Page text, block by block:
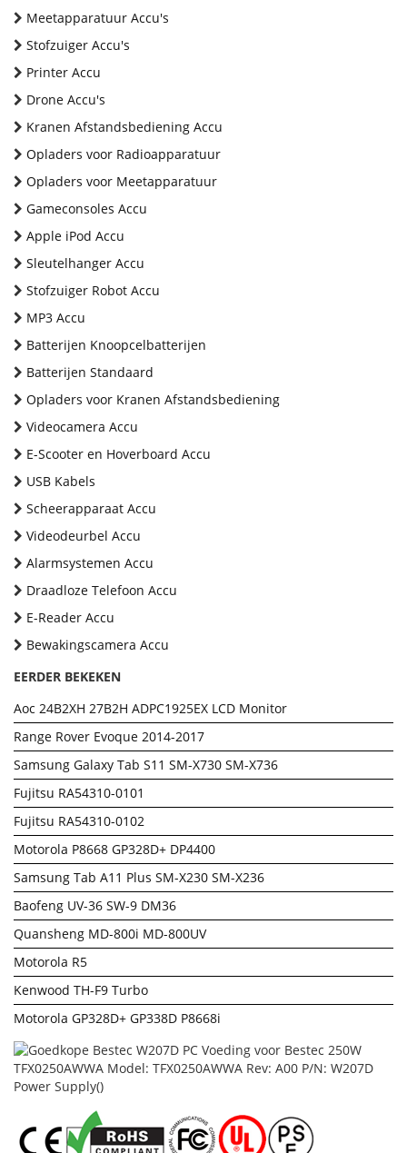
Meetapparatuur Accu's
Stofzuiger Accu's
Printer Accu
Drone Accu's
Kranen Afstandsbediening Accu
Opladers voor Radioapparatuur
Opladers voor Meetapparatuur
Gameconsoles Accu
Apple iPod Accu
Sleutelhanger Accu
Stofzuiger Robot Accu
MP3 Accu
Batterijen Knoopcelbatterijen
Batterijen Standaard
Opladers voor Kranen Afstandsbediening
Videocamera Accu
E-Scooter en Hoverboard Accu
USB Kabels
Scheerapparaat Accu
Videodeurbel Accu
Alarmsystemen Accu
Draadloze Telefoon Accu
E-Reader Accu
Bewakingscamera Accu
EERDER BEKEKEN
Aoc 24B2XH 27B2H ADPC1925EX LCD Monitor
Range Rover Evoque 2014-2017
Samsung Galaxy Tab S11 SM-X730 SM-X736
Fujitsu RA54310-0101
Fujitsu RA54310-0102
Motorola P8668 GP328D+ DP4400
Samsung Tab A11 Plus SM-X230 SM-X236
Baofeng UV-36 SW-9 DM36
Quansheng MD-800i MD-800UV
Motorola R5
Kenwood TH-F9 Turbo
Motorola GP328D+ GP338D P8668i